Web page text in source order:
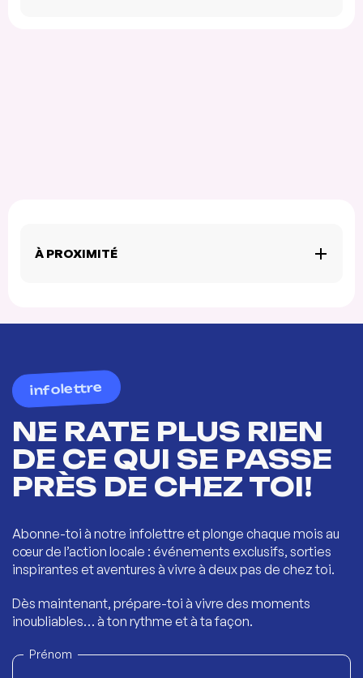
À PROXIMITÉ
infolettre
NE RATE PLUS RIEN
DE CE QUI SE PASSE
PRÈS DE CHEZ TOI!
Abonne-toi à notre infolettre et plonge chaque mois au
cœur de l’action locale : événements exclusifs, sorties
inspirantes et aventures à vivre à deux pas de chez toi.
Dès maintenant, prépare-toi à vivre des moments
inoubliables… à ton rythme et à ta façon.
Prénom